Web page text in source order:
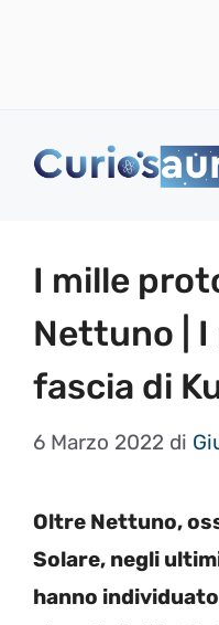
I mille
Nettuno | I
fascia di
6 Marzo 2022 di
Oltre Nettuno,
Solare, negli
hanno